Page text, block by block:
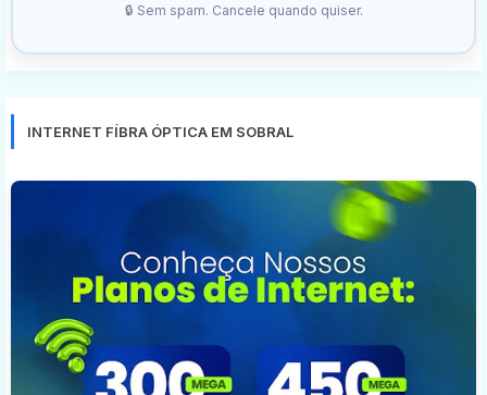
🔒 Sem spam. Cancele quando quiser.
INTERNET FÍBRA ÓPTICA EM SOBRAL